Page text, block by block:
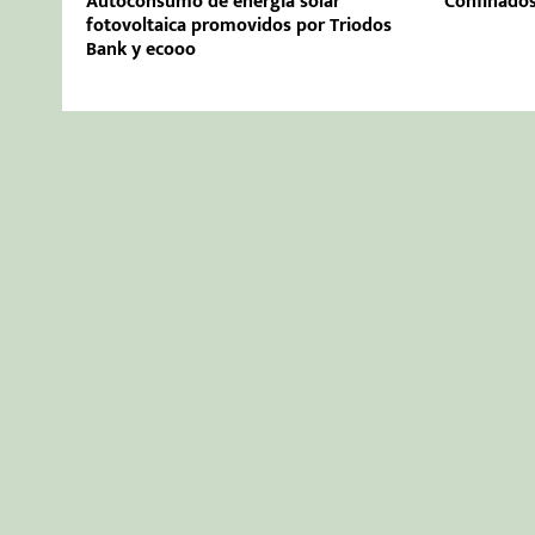
fotovoltaica promovidos por Triodos
Bank y ecooo